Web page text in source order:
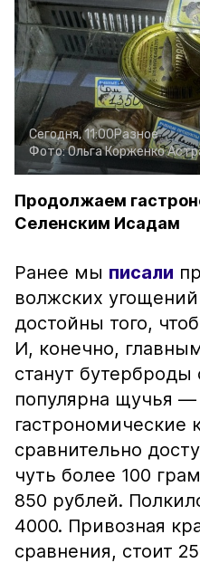
Сегодня, 11:00Разное
Фото:Ольга Корженко
Продолжаем
Селенским Исадам
Ранее мы писали
волжских
достойны того,
И, конечно,
станут
популярна щучья —
гастрономические
сравнительно
чуть более 100
850 рублей.
4000. Привозная
сравнения, стоит